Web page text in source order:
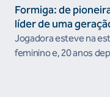
Formiga: de
líder de uma
Jogadora esteve na
feminino e, 20 anos